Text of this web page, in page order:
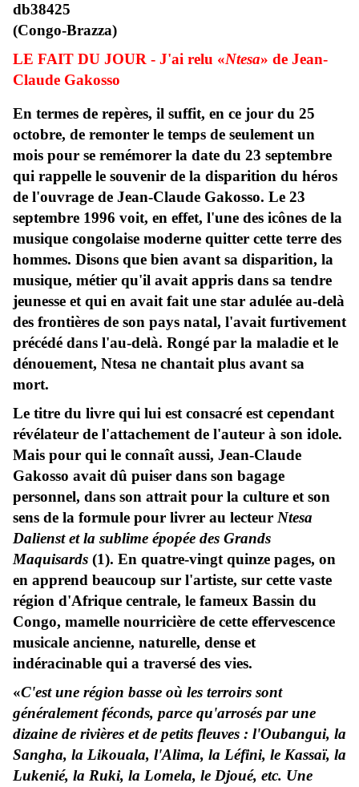
db38425
(Congo-Brazza)
LE FAIT DU JOUR - J'ai relu «Ntesa» de Jean-
Claude Gakosso
En termes de repères, il suffit, en ce jour du 25
octobre, de remonter le temps de seulement un
mois pour se remémorer la date du 23 septembre
qui rappelle le souvenir de la disparition du héros
de l'ouvrage de Jean-Claude Gakosso. Le 23
septembre 1996 voit, en effet, l'une des icônes de la
musique congolaise moderne quitter cette terre des
hommes. Disons que bien avant sa disparition, la
musique, métier qu'il avait appris dans sa tendre
jeunesse et qui en avait fait une star adulée au-delà
des frontières de son pays natal, l'avait furtivement
précédé dans l'au-delà. Rongé par la maladie et le
dénouement, Ntesa ne chantait plus avant sa
mort.
Le titre du livre qui lui est consacré est cependant
révélateur de l'attachement de l'auteur à son idole.
Mais pour qui le connaît aussi, Jean-Claude
Gakosso avait dû puiser dans son bagage
personnel, dans son attrait pour la culture et son
sens de la formule pour livrer au lecteur Ntesa
Dalienst et la sublime épopée des Grands
Maquisards (1). En quatre-vingt quinze pages, on
en apprend beaucoup sur l'artiste, sur cette vaste
région d'Afrique centrale, le fameux Bassin du
Congo, mamelle nourricière de cette effervescence
musicale ancienne, naturelle, dense et
indéracinable qui a traversé des vies.
«C'est une région basse où les terroirs sont
généralement féconds, parce qu'arrosés par une
dizaine de rivières et de petits fleuves : l'Oubangui, la
Sangha, la Likouala, l'Alima, la Léfini, le Kassaï, la
Lukenié, la Ruki, la Lomela, le Djoué, etc. Une